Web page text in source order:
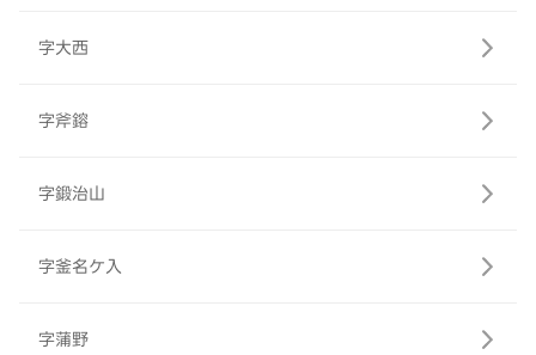
字大西
字斧鎔
字鍛治山
字釜名ケ入
字蒲野